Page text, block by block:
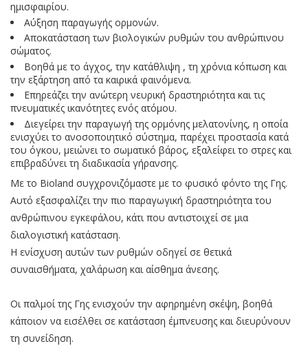
ημισφαιρίου.
Αύξηση παραγωγής ορμονών.
Αποκατάσταση των βιολογικών ρυθμών του ανθρώπινου
σώματος.
Βοηθά με το άγχος, την κατάθλιψη , τη χρόνια κόπωση και
την εξάρτηση από τα καιρικά φαινόμενα.
Επηρεάζει την ανώτερη νευρική δραστηριότητα και τις
πνευματικές ικανότητες ενός ατόμου.
Διεγείρει την παραγωγή της ορμόνης μελατονίνης, η οποία
ενισχύει το ανοσοποιητικό σύστημα, παρέχει προστασία κατά
του όγκου, μειώνει το σωματικό βάρος, εξαλείφει το στρες και
επιβραδύνει τη διαδικασία γήρανσης.
Με το Bioland συγχρονιζόμαστε με το φυσικό φόντο της Γης.
Αυτό εξασφαλίζει την πιο παραγωγική δραστηριότητα του
ανθρώπινου εγκεφάλου, κάτι που αντιστοιχεί σε μια
διαλογιστική κατάσταση.
Η ενίσχυση αυτών των ρυθμών οδηγεί σε θετικά
συναισθήματα, χαλάρωση και αίσθημα άνεσης.
Οι παλμοί της Γης ενισχούν την αφηρημένη σκέψη, βοηθά
κάποιον να εισέλθει σε κατάσταση έμπνευσης και διευρύνουν
τη συνείδηση.